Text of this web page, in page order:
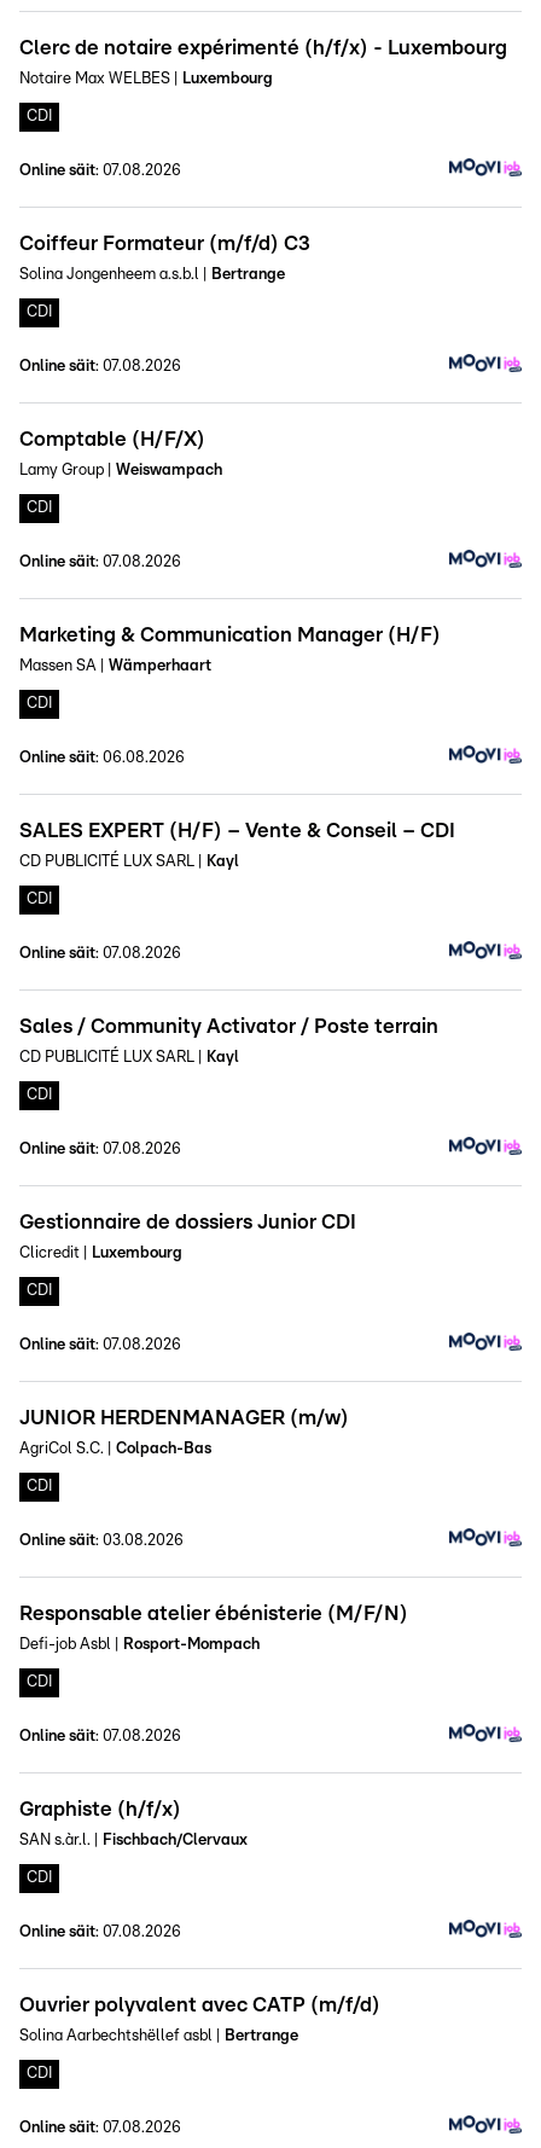
Clerc de notaire expérimenté (h/f/x) - Luxembourg
Notaire Max WELBES Luxembourg
CDI
Online säit: 07.08.2026
Coiffeur Formateur (m/f/d) C3
Solina Jongenheem a.s.b.l Bertrange
CDI
Online säit: 07.08.2026
Comptable (H/F/X)
Lamy Group Weiswampach
CDI
Online säit: 07.08.2026
Marketing & Communication Manager (H/F)
Massen SA Wämperhaart
CDI
Online säit: 06.08.2026
SALES EXPERT (H/F) – Vente & Conseil – CDI
CD PUBLICITÉ LUX SARL Kayl
CDI
Online säit: 07.08.2026
Sales / Community Activator / Poste terrain
CD PUBLICITÉ LUX SARL Kayl
CDI
Online säit: 07.08.2026
Gestionnaire de dossiers Junior CDI
Clicredit Luxembourg
CDI
Online säit: 07.08.2026
JUNIOR HERDENMANAGER (m/w)
AgriCol S.C. Colpach-Bas
CDI
Online säit: 03.08.2026
Responsable atelier ébénisterie (M/F/N)
Defi-job Asbl Rosport-Mompach
CDI
Online säit: 07.08.2026
Graphiste (h/f/x)
SAN s.àr.l. Fischbach/Clervaux
CDI
Online säit: 07.08.2026
Ouvrier polyvalent avec CATP (m/f/d)
Solina Aarbechtshëllef asbl Bertrange
CDI
Online säit: 07.08.2026